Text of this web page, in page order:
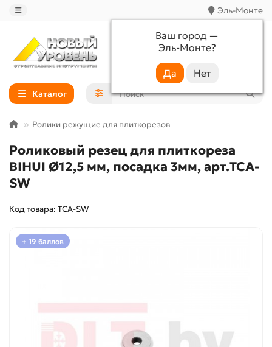
Эль-Монте
Ваш город —
Эль-Монте?
+7 (988) 233-44-52
Каталог
Ролики режущие для плиткорезов
Роликовый резец для плиткореза
BIHUI Ø12,5 мм, посадка 3мм, арт.TCA-
SW
Код товара: TCA-SW
+ 19 баллов